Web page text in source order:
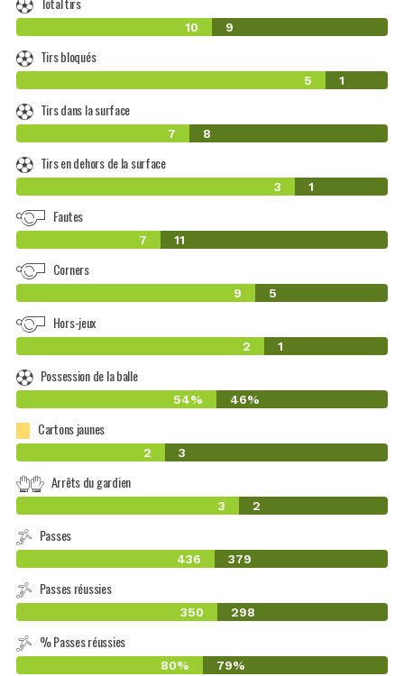
10 9
Tirs bloqués
5 1
Tirs dans la surface
7 8
Tirs en dehors de la surface
3 1
Fautes
7 11
Corners
9 5
Hors-jeux
2 1
Possession de la balle
54% 46%
Cartons jaunes
2 3
Arrêts du gardien
3 2
Passes
436 379
Passes réussies
350 298
% Passes réussies
80% 79%